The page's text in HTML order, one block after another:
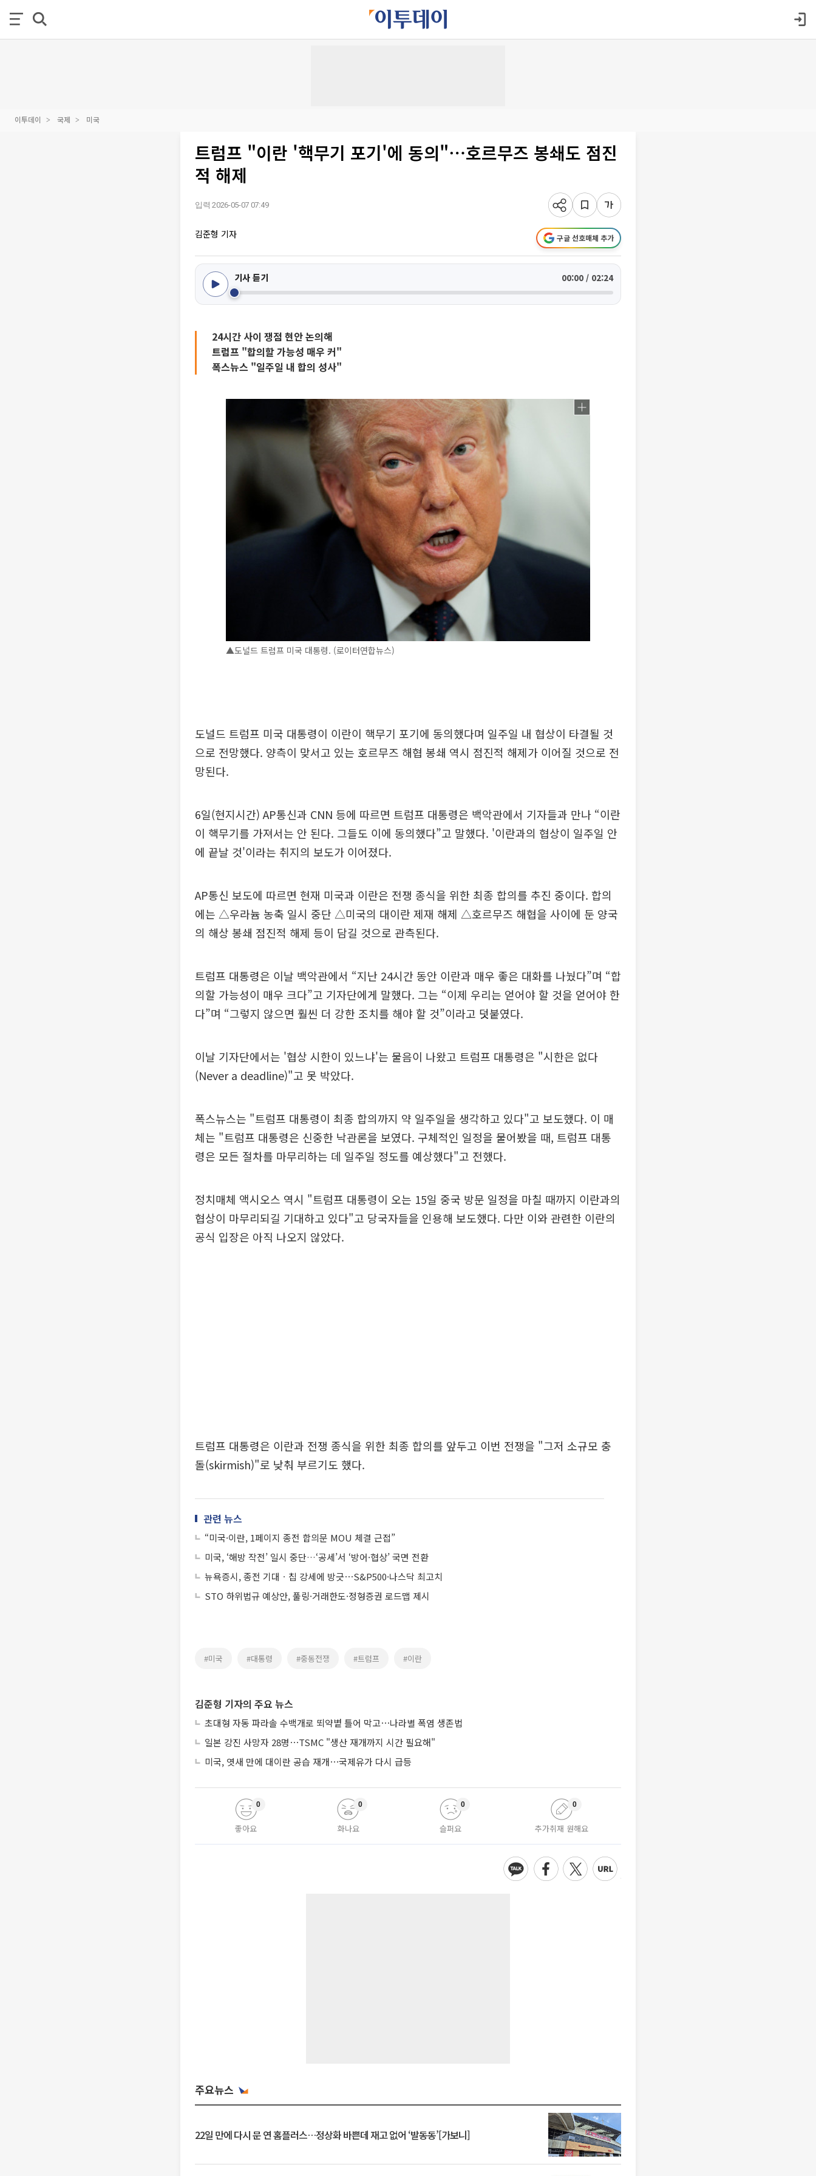
이투데이 국제 미국
트럼프 "이란 '핵무기 포기'에 동의"⋯호르무즈 봉쇄도 점진
적 해제
입력 2026-05-07 07:49
김준형 기자 구글 선호매체 추가
기사 듣기 00:00 / 02:24
24시간 사이 쟁점 현안 논의해
트럼프 "합의할 가능성 매우 커"
폭스뉴스 "일주일 내 합의 성사"
▲도널드 트럼프 미국 대통령. (로이터연합뉴스)
도널드 트럼프 미국 대통령이 이란이 핵무기 포기에 동의했다며 일주일 내 협상이 타결될 것
으로 전망했다. 양측이 맞서고 있는 호르무즈 해협 봉쇄 역시 점진적 해제가 이어질 것으로 전
망된다.
6일(현지시간) AP통신과 CNN 등에 따르면 트럼프 대통령은 백악관에서 기자들과 만나 “이란
이 핵무기를 가져서는 안 된다. 그들도 이에 동의했다”고 말했다. '이란과의 협상이 일주일 안
에 끝날 것'이라는 취지의 보도가 이어졌다.
AP통신 보도에 따르면 현재 미국과 이란은 전쟁 종식을 위한 최종 합의를 추진 중이다. 합의
에는 △우라늄 농축 일시 중단 △미국의 대이란 제재 해제 △호르무즈 해협을 사이에 둔 양국
의 해상 봉쇄 점진적 해제 등이 담길 것으로 관측된다.
트럼프 대통령은 이날 백악관에서 “지난 24시간 동안 이란과 매우 좋은 대화를 나눴다”며 “합
의할 가능성이 매우 크다”고 기자단에게 말했다. 그는 “이제 우리는 얻어야 할 것을 얻어야 한
다”며 “그렇지 않으면 훨씬 더 강한 조치를 해야 할 것”이라고 덧붙였다.
이날 기자단에서는 '협상 시한이 있느냐'는 물음이 나왔고 트럼프 대통령은 "시한은 없다
(Never a deadline)"고 못 박았다.
폭스뉴스는 "트럼프 대통령이 최종 합의까지 약 일주일을 생각하고 있다"고 보도했다. 이 매
체는 "트럼프 대통령은 신중한 낙관론을 보였다. 구체적인 일정을 물어봤을 때, 트럼프 대통
령은 모든 절차를 마무리하는 데 일주일 정도를 예상했다"고 전했다.
정치매체 액시오스 역시 "트럼프 대통령이 오는 15일 중국 방문 일정을 마칠 때까지 이란과의
협상이 마무리되길 기대하고 있다"고 당국자들을 인용해 보도했다. 다만 이와 관련한 이란의
공식 입장은 아직 나오지 않았다.
트럼프 대통령은 이란과 전쟁 종식을 위한 최종 합의를 앞두고 이번 전쟁을 "그저 소규모 충
돌(skirmish)"로 낮춰 부르기도 했다.
관련 뉴스
“미국·이란, 1페이지 종전 합의문 MOU 체결 근접”
미국, ‘해방 작전’ 일시 중단…‘공세’서 ‘방어·협상’ 국면 전환
뉴욕증시, 종전 기대ㆍ칩 강세에 방긋⋯S&P500·나스닥 최고치
STO 하위법규 예상안, 풀링·거래한도·정형증권 로드맵 제시
#미국 #대통령 #중동전쟁 #트럼프 #이란
김준형 기자의 주요 뉴스
초대형 자동 파라솔 수백개로 뙤약볕 틀어 막고⋯나라별 폭염 생존법
일본 강진 사망자 28명⋯TSMC "생산 재개까지 시간 필요해"
미국, 엿새 만에 대이란 공습 재개⋯국제유가 다시 급등
좋아요
0
화나요
0
슬퍼요
0
추가취재 원해요
0
주요뉴스
22일 만에 다시 문 연 홈플러스…정상화 바쁜데 재고 없어 ‘발동동’[가보니]